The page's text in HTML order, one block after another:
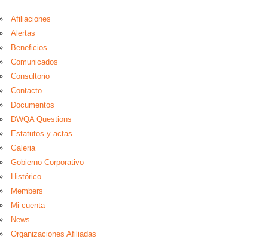
Afiliaciones
Alertas
Beneficios
Comunicados
Consultorio
Contacto
Documentos
DWQA Questions
Estatutos y actas
Galeria
Gobierno Corporativo
Histórico
Members
Mi cuenta
News
Organizaciones Afiliadas